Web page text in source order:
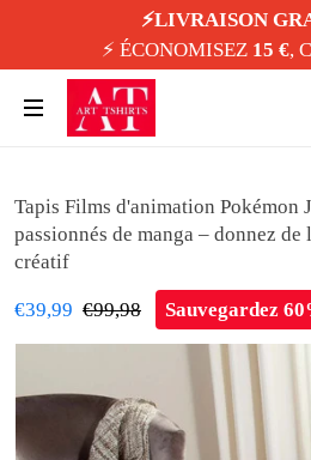
⚡️LIVRAISON
⚡️ ÉCONOMISEZ 15 €,
Tapis Films d'animation Pokémon
passionnés de manga – donnez de
créatif
€39,99 €99,98 Sauvegardez